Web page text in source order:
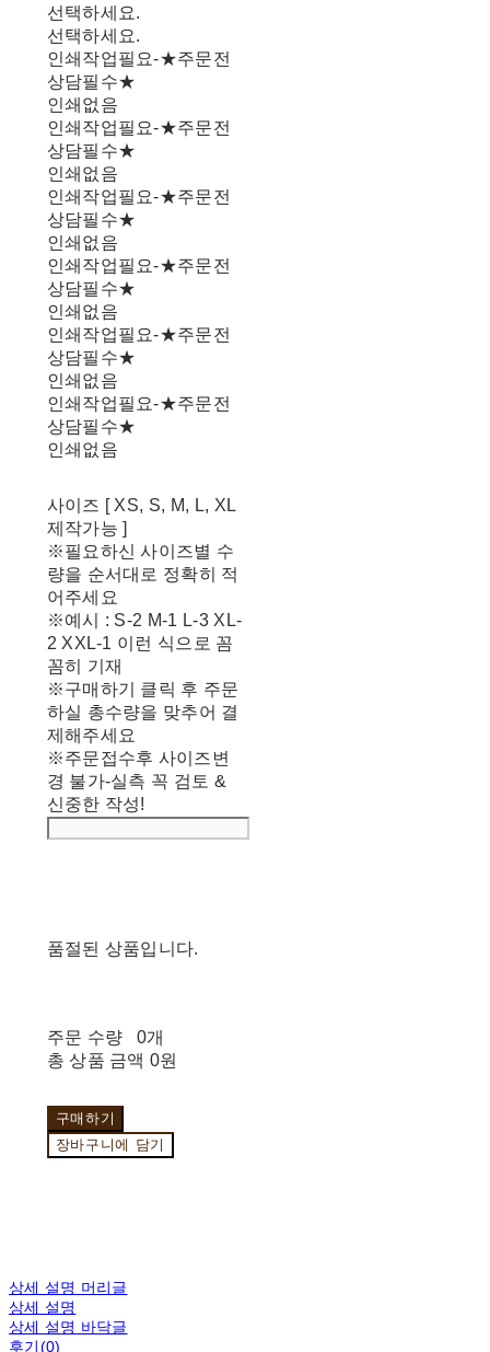
선택하세요.
선택하세요.
인쇄작업필요-★주문전
상담필수★
인쇄없음
인쇄작업필요-★주문전
상담필수★
인쇄없음
인쇄작업필요-★주문전
상담필수★
인쇄없음
인쇄작업필요-★주문전
상담필수★
인쇄없음
인쇄작업필요-★주문전
상담필수★
인쇄없음
인쇄작업필요-★주문전
상담필수★
인쇄없음
사이즈 [ XS, S, M, L, XL
제작가능 ]
※필요하신 사이즈별 수
량을 순서대로 정확히 적
어주세요
※예시 : S-2 M-1 L-3 XL-
2 XXL-1 이런 식으로 꼼
꼼히 기재
※구매하기 클릭 후 주문
하실 총수량을 맞추어 결
제해주세요
※주문접수후 사이즈변
경 불가-실측 꼭 검토 &
신중한 작성!
품절된 상품입니다.
주문 수량
0개
총 상품 금액 0원
구매하기
장바구니에 담기
상세 설명 머리글
상세 설명
상세 설명 바닥글
후기(0)